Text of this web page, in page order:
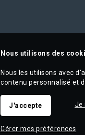
Nous utilisons des
Nous les utilisons avec
contenu personnalisé et
J'accepte Je
Gérer mes préférences